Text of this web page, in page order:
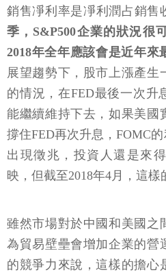
銷售凈利率是凈利潤占銷售
季，S&P500企業的狀況很
2018年全年應該會是近年來
展望趨勢下，股市上漲產生
的情況，在FED最後一次升
能繼續維持下去，如果美國
撐住FED再次升息，FOMC
出現徵兆，投資人還是來
映，但截至2018年4月，這樣
雖然市場對於中國和美國之
為貿易壁壘會增加企業的營
的競爭力來說，這樣的擔心